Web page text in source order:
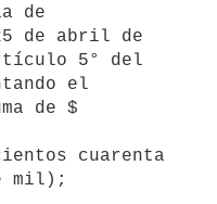
de
de abril de
5° del
el
de $
cuarenta
mil);